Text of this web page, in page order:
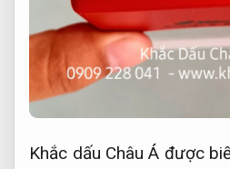
Khắc dấu Châu Á được